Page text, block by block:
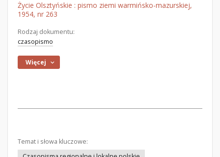
Życie Olsztyńskie : pismo ziemi warmińsko-mazurskiej,
1954, nr 263
Rodzaj dokumentu:
czasopismo
Więcej
Temat i słowa kluczowe: